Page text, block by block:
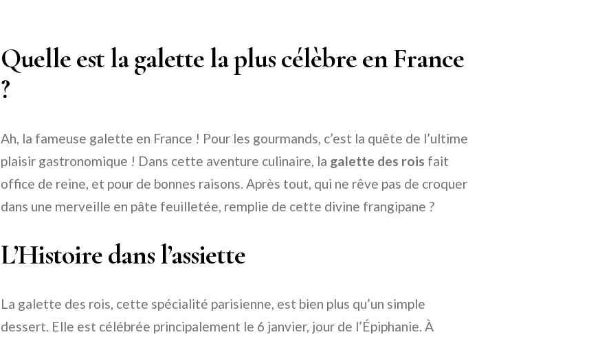
Quelle est la galette la plus célèbre en France
?
Ah, la fameuse galette en France ! Pour les gourmands, c’est la quête de l’ultime
plaisir gastronomique ! Dans cette aventure culinaire, la galette des rois fait
office de reine, et pour de bonnes raisons. Après tout, qui ne rêve pas de croquer
dans une merveille en pâte feuilletée, remplie de cette divine frangipane ?
L’Histoire dans l’assiette
La galette des rois, cette spécialité parisienne, est bien plus qu’un simple
dessert. Elle est célébrée principalement le 6 janvier, jour de l’Épiphanie. À